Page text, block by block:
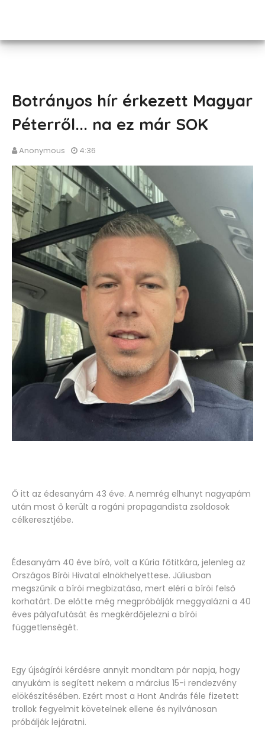
Botrányos hír érkezett Magyar
Péterről... na ez már SOK
Anonymous 4:36
Ő itt az édesanyám 43 éve. A nemrég elhunyt nagyapám
után most ő került a rogáni propagandista zsoldosok
célkeresztjébe.
Édesanyám 40 éve bíró, volt a Kúria főtitkára, jelenleg az
Országos Bírói Hivatal elnökhelyettese. Júliusban
megszűnik a bírói megbizatása, mert eléri a bírói felső
korhatárt. De előtte még megpróbálják meggyalázni a 40
éves pályafutását és megkérdőjelezni a bírói
függetlenségét.
Egy újságírói kérdésre annyit mondtam pár napja, hogy
anyukám is segített nekem a március 15-i rendezvény
elökészítésében. Ezért most a Hont András féle fizetett
trollok fegyelmit követelnek ellene és nyilvánosan
próbálják lejáratni.